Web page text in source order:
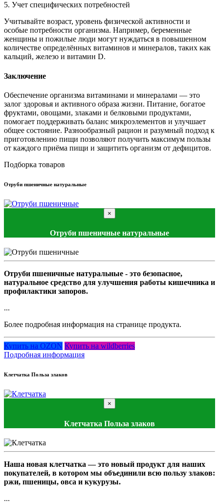
5. Учет специфических потребностей
Учитывайте возраст, уровень физической активности и
особые потребности организма. Например, беременные
женщины и пожилые люди могут нуждаться в повышенном
количестве определённых витаминов и минералов, таких как
кальций, железо и витамин D.
Заключение
Обеспечение организма витаминами и минералами — это
залог здоровья и активного образа жизни. Питание, богатое
фруктами, овощами, злаками и белковыми продуктами,
помогает поддерживать баланс микроэлементов и улучшает
общее состояние. Разнообразный рацион и разумный подход к
приготовлению пищи позволяют получить максимум пользы
от каждого приёма пищи и защитить организм от дефицитов.
Подборка товаров
Отруби пшеничные натуральные
×
Отруби пшеничные натуральные
Отруби пшеничные натуральные - это безопасное,
натуральное средство для улучшения работы кишечника и
профилактики запоров.
...
Более подробная информация на странице продукта.
Купить на OZON Купить на wildberries
Подробная информация
Клетчатка Польза злаков
×
Клетчатка Польза злаков
Наша новая клетчатка — это новый продукт для наших
покупателей, в котором мы объединили всю пользу злаков:
ржи, пшеницы, овса и кукурузы.
...